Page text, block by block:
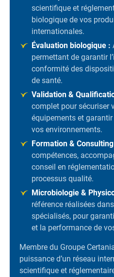
scientifique et
biologique de vos
internationales.
Évaluation biologique :
permettant de garantir
conformité des
de santé.
Validation &
complet pour sécuriser
équipements et
vos environnements.
Formation &
compétences,
conseil en
processus qualité.
Microbiologie &
référence réalisées
spécialisés, pour
et la performance de
Membre du Groupe
puissance d’un réseau
scientifique et